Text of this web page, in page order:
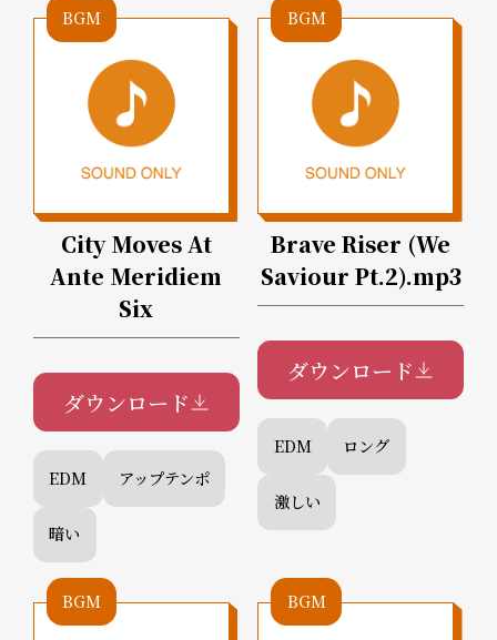
BGM
City Moves At
Ante Meridiem
Six
ダウンロード
EDM アップテンポ
暗い
BGM
Brave Riser (We
Saviour Pt.2).mp3
ダウンロード
EDM ロング
激しい
BGM BGM